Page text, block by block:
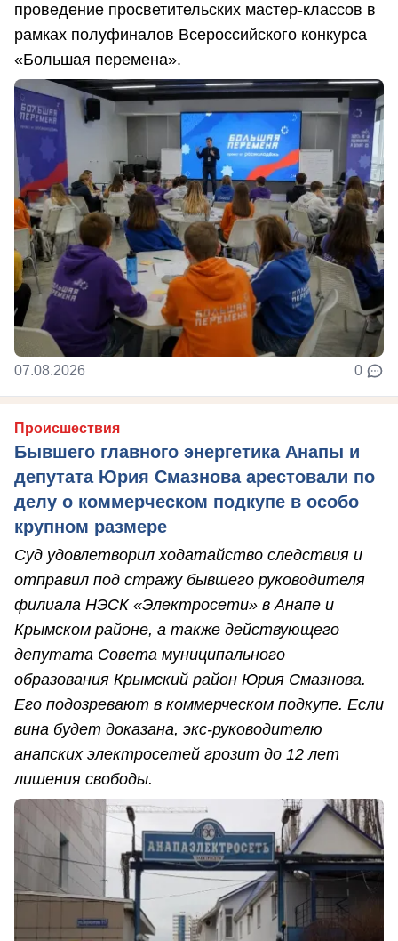
проведение просветительских мастер-классов в
рамках полуфиналов Всероссийского конкурса
«Большая перемена».
07.08.2026 0
Происшествия
Бывшего главного энергетика Анапы и
депутата Юрия Смазнова арестовали по
делу о коммерческом подкупе в особо
крупном размере
Суд удовлетворил ходатайство следствия и
отправил под стражу бывшего руководителя
филиала НЭСК «Электросети» в Анапе и
Крымском районе, а также действующего
депутата Совета муниципального
образования Крымский район Юрия Смазнова.
Его подозревают в коммерческом подкупе. Если
вина будет доказана, экс-руководителю
анапских электросетей грозит до 12 лет
лишения свободы.